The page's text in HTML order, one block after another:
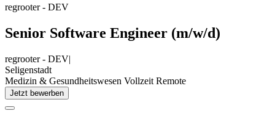
regrooter - DEV
Senior Software Engineer (m/w/d)
regrooter - DEV|
Seligenstadt
Medizin & Gesundheitswesen Vollzeit Remote
Jetzt bewerben